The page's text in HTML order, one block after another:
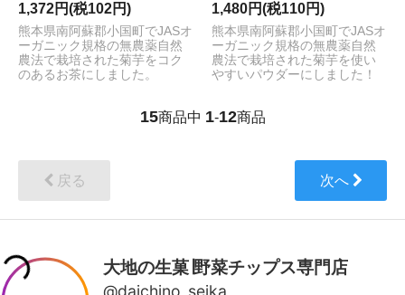
1,372円(税102円)
熊本県南阿蘇郡小国町でJASオ
ーガニック規格の無農薬自然
農法で栽培された菊芋をコク
のあるお茶にしました。
1,480円(税110円)
熊本県南阿蘇郡小国町でJASオ
ーガニック規格の無農薬自然
農法で栽培された菊芋を使い
やすいパウダーにしました！
15商品中 1-12商品
戻る 次へ